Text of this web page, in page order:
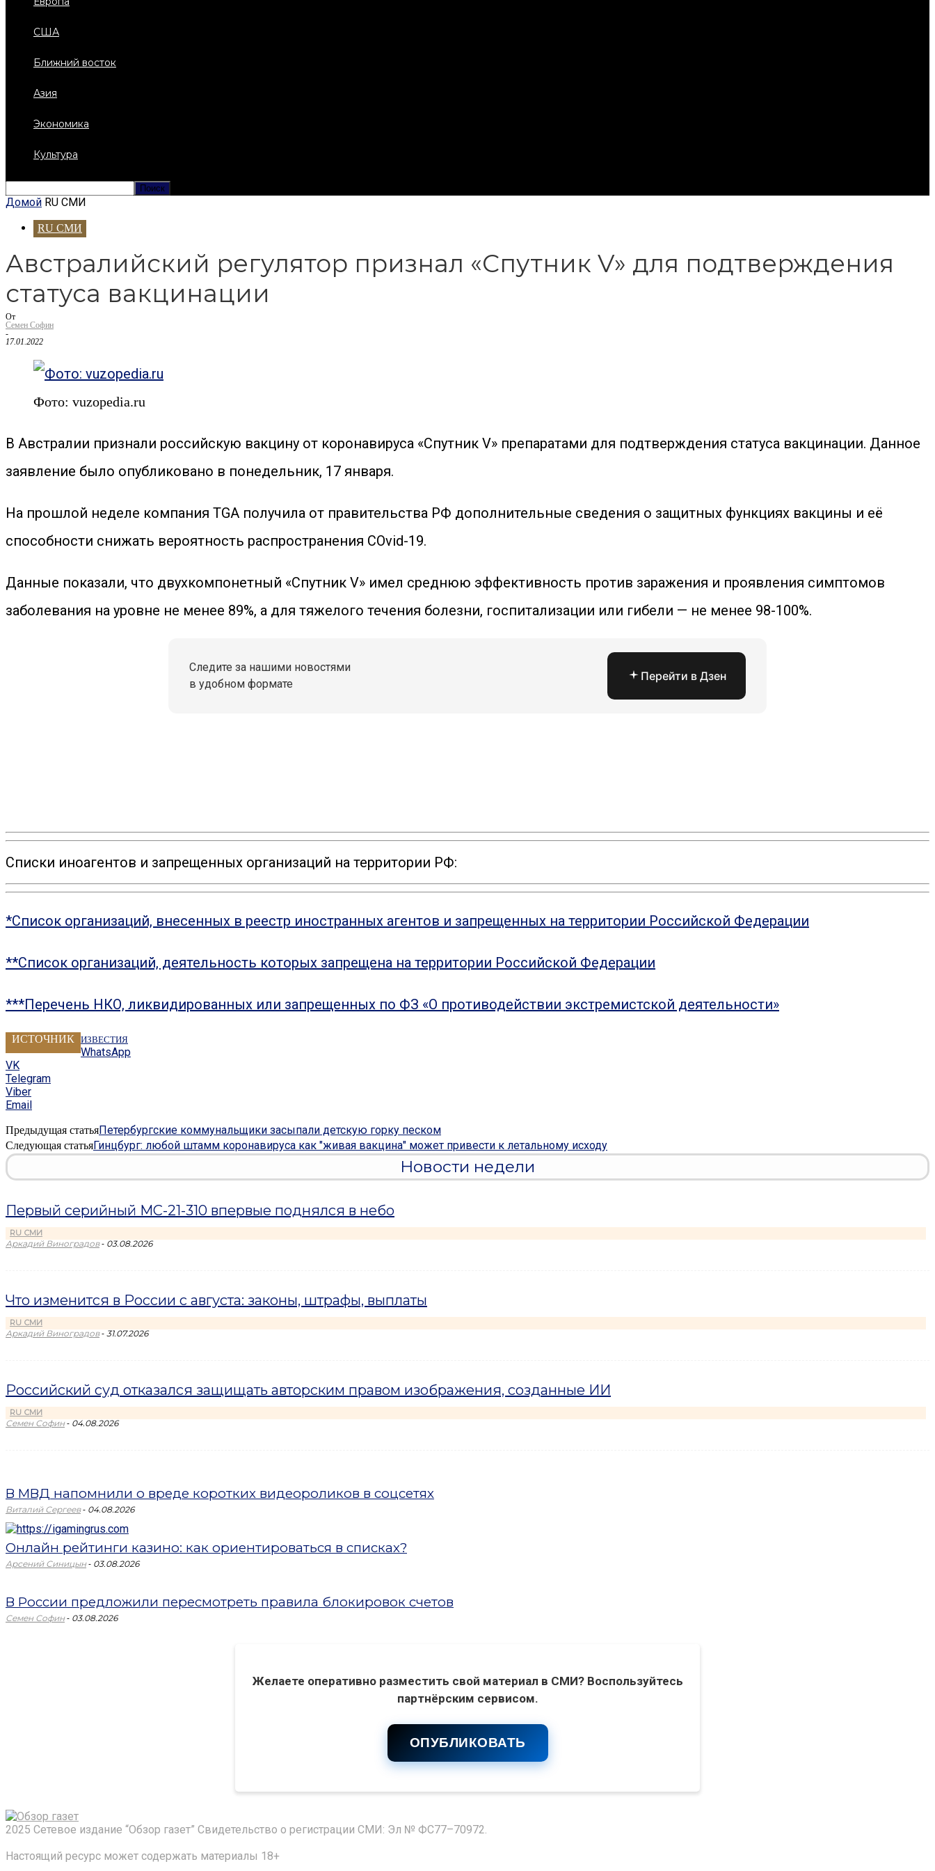
США
Ближний восток
Азия
Экономика
Культура
Домой RU СМИ
RU СМИ
Австралийский регулятор признал «Спутник V» для подтверждения
статуса вакцинации
От
Семен Софин
-
17.01.2022
Фото: vuzopedia.ru
В Австралии признали российскую вакцину от коронавируса «Спутник V» препаратами для подтверждения статуса вакцинации. Данное
заявление было опубликовано в понедельник, 17 января.
На прошлой неделе компания TGA получила от правительства РФ дополнительные сведения о защитных функциях вакцины и её
способности снижать вероятность распространения COvid-19.
Данные показали, что двухкомпонетный «Спутник V» имел среднюю эффективность против заражения и проявления симптомов
заболевания на уровне не менее 89%, а для тяжелого течения болезни, госпитализации или гибели — не менее 98-100%.
Следите за нашими новостями
в удобном формате
Перейти в Дзен
Списки иноагентов и запрещенных организаций на территории РФ:
*Список организаций, внесенных в реестр иностранных агентов и запрещенных на территории Российской Федерации
**Список организаций, деятельность которых запрещена на территории Российской Федерации
***Перечень НКО, ликвидированных или запрещенных по ФЗ «О противодействии экстремистской деятельности»
ИСТОЧНИК ИЗВЕСТИЯ
WhatsApp
VK
Telegram
Viber
Email
Предыдущая статьяПетербургские коммунальщики засыпали детскую горку песком
Следующая статьяГинцбург: любой штамм коронавируса как "живая вакцина" может привести к летальному исходу
Новости недели
Первый серийный МС-21-310 впервые поднялся в небо
RU СМИ
Аркадий Виноградов - 03.08.2026
Что изменится в России с августа: законы, штрафы, выплаты
RU СМИ
Аркадий Виноградов - 31.07.2026
Российский суд отказался защищать авторским правом изображения, созданные ИИ
RU СМИ
Семен Софин - 04.08.2026
В МВД напомнили о вреде коротких видеороликов в соцсетях
Виталий Сергеев - 04.08.2026
Онлайн рейтинги казино: как ориентироваться в списках?
Арсений Синицын - 03.08.2026
В России предложили пересмотреть правила блокировок счетов
Семен Софин - 03.08.2026
Желаете оперативно разместить свой материал в СМИ? Воспользуйтесь
партнёрским сервисом.
ОПУБЛИКОВАТЬ
2025 Сетевое издание “Обзор газет” Свидетельство о регистрации СМИ: Эл № ФС77–70972.
Настоящий ресурс может содержать материалы 18+